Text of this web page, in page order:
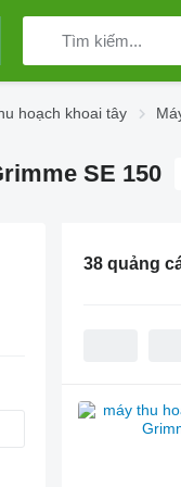
hoạch khoai tây
SE 150
38 quảng